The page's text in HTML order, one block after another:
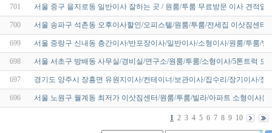
701 서울 중구 을지로동 일반이사 잘하는 곳 / 원룸/투룸 무료방문 이사 견적알
700 서울 송파구 석촌동 오후이사할인/오피스텔/원룸/투룸/전세집 이삿짐센
699 서울 중랑구 신내동 층간이사/반포장이사/일반이사/소형이사/원룸/투룸/
698 서울 서초구 방배동 사무실/경비실/연구소/원룸/투룸/소형이사/5톤트럭
697 경기도 양주시 장흥면 유원지이사/컨테이너/보관이사/집수리/장기이사/
696 서울 노원구 월계동 최저가 이삿짐센터/원룸/투룸/빌라/아파트 소형이사
1 2 3 4 5 6 7 8 9 10